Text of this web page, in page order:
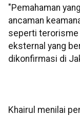
"Pemahaman
ancaman
seperti terorisme
eksternal yang
dikonfirmasi di
Khairul menilai